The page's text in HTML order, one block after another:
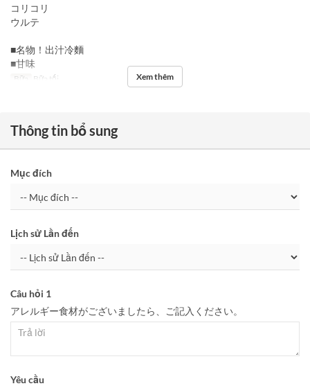
コリコリ
ウルテ
■名物！出汁冷麵
■甘味
Bữa Bữa tối Xem thêm
Thông tin bổ sung
Mục đích
Lịch sử Lần đến
Câu hỏi 1
アレルギー食材がございましたら、ご記入ください。
Yêu cầu